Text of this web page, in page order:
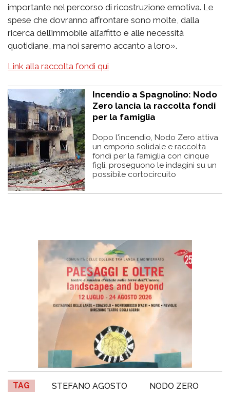
importante nel percorso di ricostruzione emotiva. Le
spese che dovranno affrontare sono molte, dalla
ricerca dell’immobile all’affitto e alle necessità
quotidiane, ma noi saremo accanto a loro».
Link alla raccolta fondi qui
Incendio a Spagnolino: Nodo
Zero lancia la raccolta fondi
per la famiglia
Dopo l'incendio, Nodo Zero attiva
un emporio solidale e raccolta
fondi per la famiglia con cinque
figli, proseguono le indagini su un
possibile cortocircuito
TAG STEFANO AGOSTO
NODO ZERO